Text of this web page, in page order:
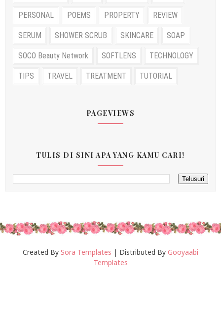
PERSONAL POEMS PROPERTY REVIEW
SERUM SHOWER SCRUB SKINCARE SOAP
SOCO Beauty Network SOFTLENS TECHNOLOGY
TIPS TRAVEL TREATMENT TUTORIAL
PAGEVIEWS
TULIS DI SINI APA YANG KAMU CARI!
Created By Sora Templates | Distributed By Gooyaabi
Templates